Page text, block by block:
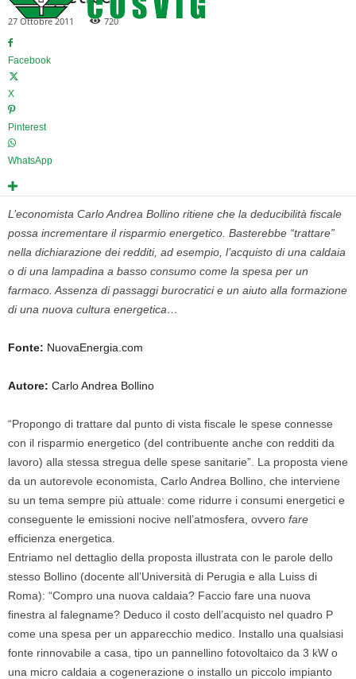
27 Ottobre 2011 720
Facebook
X
Pinterest
WhatsApp
L’economista Carlo Andrea Bollino ritiene che la deducibilità fiscale
possa incrementare il risparmio energetico. Basterebbe “trattare”
nella dichiarazione dei redditi, ad esempio, l’acquisto di una caldaia
o di una lampadina a basso consumo come la spesa per un
farmaco. Assenza di passaggi burocratici e un aiuto alla formazione
di una nuova cultura energetica…
Fonte: NuovaEnergia.com
Autore: Carlo Andrea Bollino
“Propongo di trattare dal punto di vista fiscale le spese connesse
con il risparmio energetico (del contribuente anche con redditi da
lavoro) alla stessa stregua delle spese sanitarie”. La proposta viene
da un autorevole economista, Carlo Andrea Bollino, che interviene
su un tema sempre più attuale: come ridurre i consumi energetici e
conseguente le emissioni nocive nell’atmosfera, ovvero fare
efficienza energetica.
Entriamo nel dettaglio della proposta illustrata con le parole dello
stesso Bollino (docente all’Università di Perugia e alla Luiss di
Roma): “Compro una nuova caldaia? Faccio fare una nuova
finestra al falegname? Deduco il costo dell’acquisto nel quadro P
come una spesa per un apparecchio medico. Installo una qualsiasi
fonte rinnovabile a casa, tipo un pannellino fotovoltaico da 3 kW o
una micro caldaia a cogenerazione o installo un piccolo impianto